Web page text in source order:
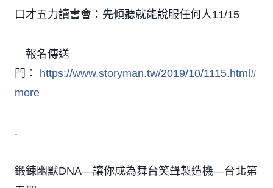
口才五力讀書會：先傾聽就能說服任何人11/15
👉報名傳送
門： https://www.storyman.tw/2019/10/1115.html#
more
.
鍛鍊幽默DNA—讓你成為舞台笑聲製造機—台北第